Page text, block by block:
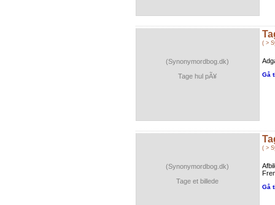
(Synonymordbog.dk)
Tage hul pÃ¥
( >
Gå
(Synonymordbog.dk)
Tage et billede
( >
Gå